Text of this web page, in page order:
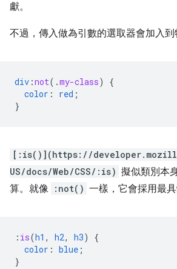
獻。
不過，傳入做為引數的選取器會加入到
div :not( .my-class)
{
color : red ;
}
[:is()](https://
US/docs/Web/CSS/:is) 擬似類別本
算。就像
:not() 一樣，它會採用最具
: is(h1 , h2, h3)
{
color : blue ;
}